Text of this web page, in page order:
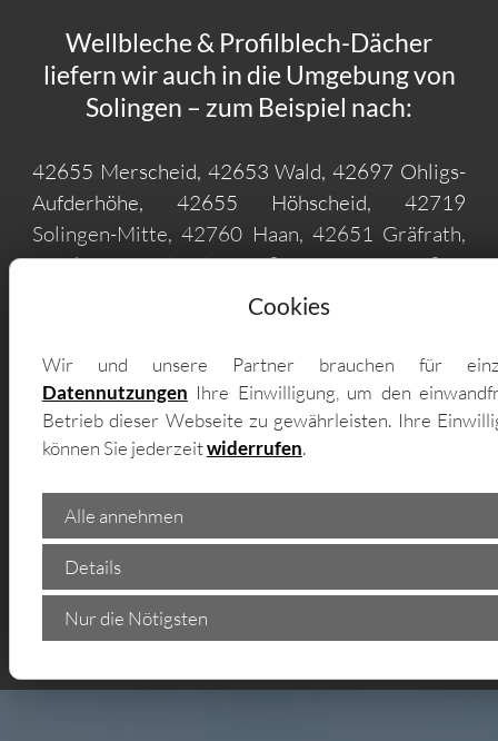
Wellbleche & Profilblech-Dächer
liefern wir auch in die Umgebung von
Solingen – zum Beispiel nach:
42655 Merscheid, 42653 Wald, 42697 Ohligs-
Aufderhöhe, 42655 Höhscheid, 42719
Solingen-Mitte, 42760 Haan, 42651 Gräfrath,
40764 Wiescheid, 42781 Gruiten, 42857
Cronenberg, 42327 Vohwinkel, 42387
Leichlingen (Rheinland), 42799 Leichlingen,
42659 Burg, 40711 Hilden, 42895 Remscheid,
40764 Immigrath, 40764 Richrath, 42107
Elberfeld, 40746 Langenfeld (Rheinland),
42855 Nord, 42857 West, 40625 Erkrath
Cookies
Wir und unsere Partner brauchen für
Datennutzungen Ihre Einwilligung, um den
Betrieb dieser Webseite zu gewährleisten. Ihre
können Sie jederzeitwiderrufen.
Alle annehmen
Details
Nur die Nötigsten